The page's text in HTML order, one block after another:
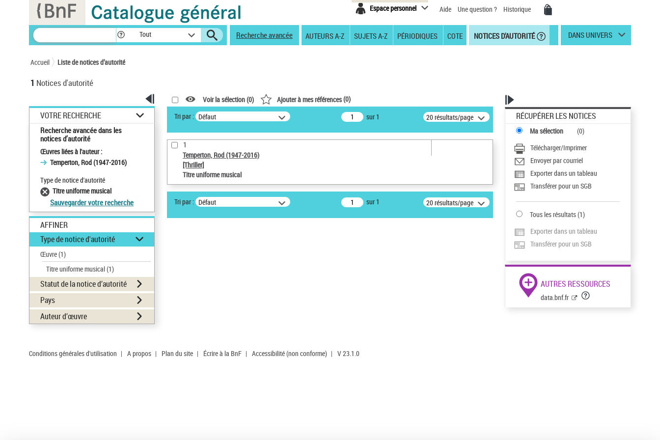
Espace personnel Aide Une question ? Historique
Tout Recherche avancée AUTEURS A-Z SUJETS A-Z PÉRIODIQUES COTE NOTICES D'AUTORITÉ DANS UNIVERS
Accueil Liste de notices d’autorité
1 Notices d'autorité
VOTRE RECHERCHE
Recherche avancée dans les
notices d’autorité
Œuvres liées à l'auteur :
Temperton, Rod (1947-2016)
Type de notice d'autorité
Titre uniforme musical
Sauvegarder votre recherche
AFFINER
Type de notice d'autorité
Œuvre(1)
Titre uniforme musical(1)
Statut de la notice d’autorité
Pays
Auteur d’œuvre
Voir la sélection (0) Ajouter à mes références(0)
Tri par : Défaut sur 1 20 résultats/page
1
Temperton, Rod (1947-2016)
[Thriller]
Titre uniforme musical
Tri par : Défaut sur 1 20 résultats/page
RÉCUPÉRER LES NOTICES
Ma sélection (0)
Télécharger/Imprimer
Envoyer par courriel
Exporter dans un tableau
Transférer pour un SGB
Tous les résultats(1)
Exporter dans un tableau
Transférer pour un SGB
AUTRES RESSOURCES
data.bnf.fr
Conditions générales d'utilisation | A propos | Plan du site | Écrire à la BnF | Accessibilité (non conforme) | V 23.1.0
Panneau de gestion des cookies